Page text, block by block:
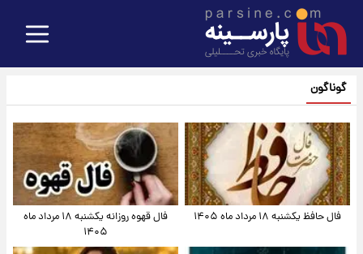
گوناگون
فال حافظ یکشنبه ۱۸ مرداد ماه ۱۴۰۵
فال قهوه روزانه یکشنبه ۱۸ مرداد ماه
۱۴۰۵